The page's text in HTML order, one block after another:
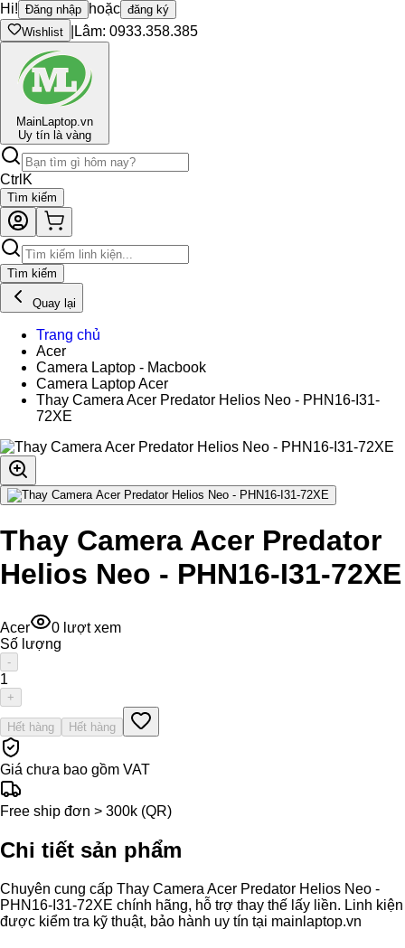
Hi! Đăng nhập hoặc đăng ký
Wishlist
Lâm: 0933.358.385
MainLaptop.vn
Uy tín là vàng
Ctrl K
Tìm kiếm
Tìm kiếm
Quay lại
Trang chủ
Acer
Camera Laptop - Macbook
Camera Laptop Acer
Thay Camera Acer Predator Helios Neo - PHN16-I31-
72XE
Thay Camera Acer Predator
Helios Neo - PHN16-I31-72XE
Acer 0 lượt xem
Số lượng
-
1
+
Hết hàng Hết hàng
Giá chưa bao gồm VAT
Free ship đơn > 300k (QR)
Chi tiết sản phẩm
Chuyên cung cấp Thay Camera Acer Predator Helios Neo -
PHN16-I31-72XE chính hãng, hỗ trợ thay thế lấy liền. Linh kiện
được kiểm tra kỹ thuật, bảo hành uy tín tại mainlaptop.vn